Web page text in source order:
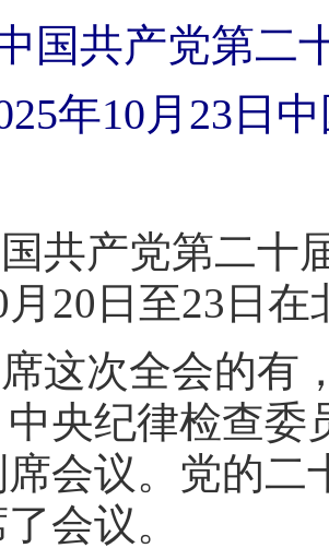
国共产党第二
年10月23日
共产党第二十
月20日至23日在
这次全会的有
中央纪律检查
会议。党的二
会议。